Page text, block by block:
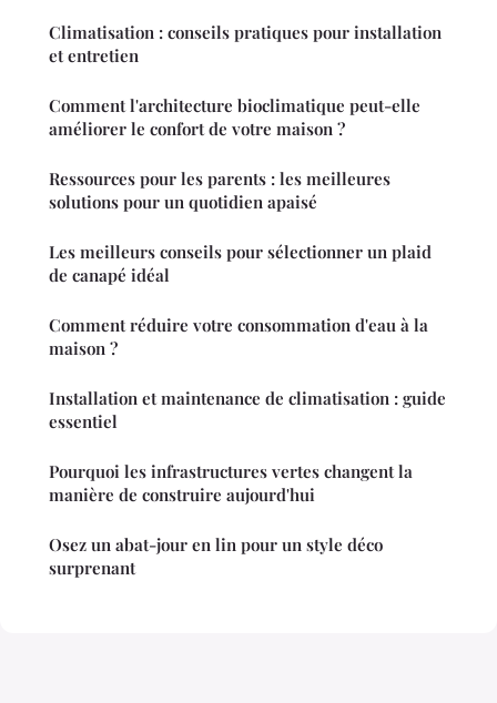
Climatisation : conseils pratiques pour installation
et entretien
Comment l'architecture bioclimatique peut-elle
améliorer le confort de votre maison ?
Ressources pour les parents : les meilleures
solutions pour un quotidien apaisé
Les meilleurs conseils pour sélectionner un plaid
de canapé idéal
Comment réduire votre consommation d'eau à la
maison ?
Installation et maintenance de climatisation : guide
essentiel
Pourquoi les infrastructures vertes changent la
manière de construire aujourd'hui
Osez un abat-jour en lin pour un style déco
surprenant